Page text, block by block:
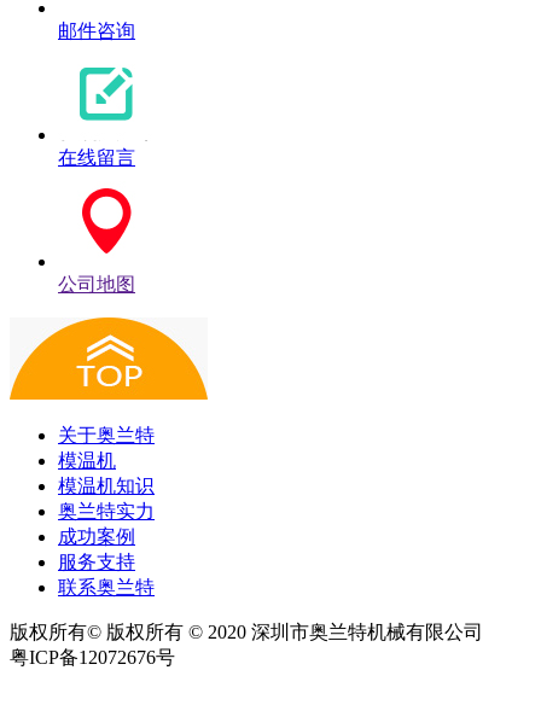
邮件咨询
在线留言
公司地图
关于奥兰特
模温机
模温机知识
奥兰特实力
成功案例
服务支持
联系奥兰特
版权所有© 版权所有 © 2020 深圳市奥兰特机械有限公司
粤ICP备12072676号